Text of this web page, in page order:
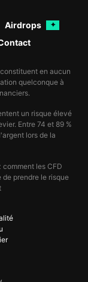
Airdrops ✦
en aucun
quelconque à
un risque élevé
Entre 74 et 89 %
lors de la
les CFD
prendre le risque